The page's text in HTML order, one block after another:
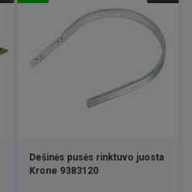
Dešinės pusės rinktuvo juosta
Krone 9383120